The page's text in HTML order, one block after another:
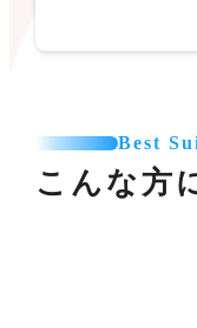
Best
こんな方